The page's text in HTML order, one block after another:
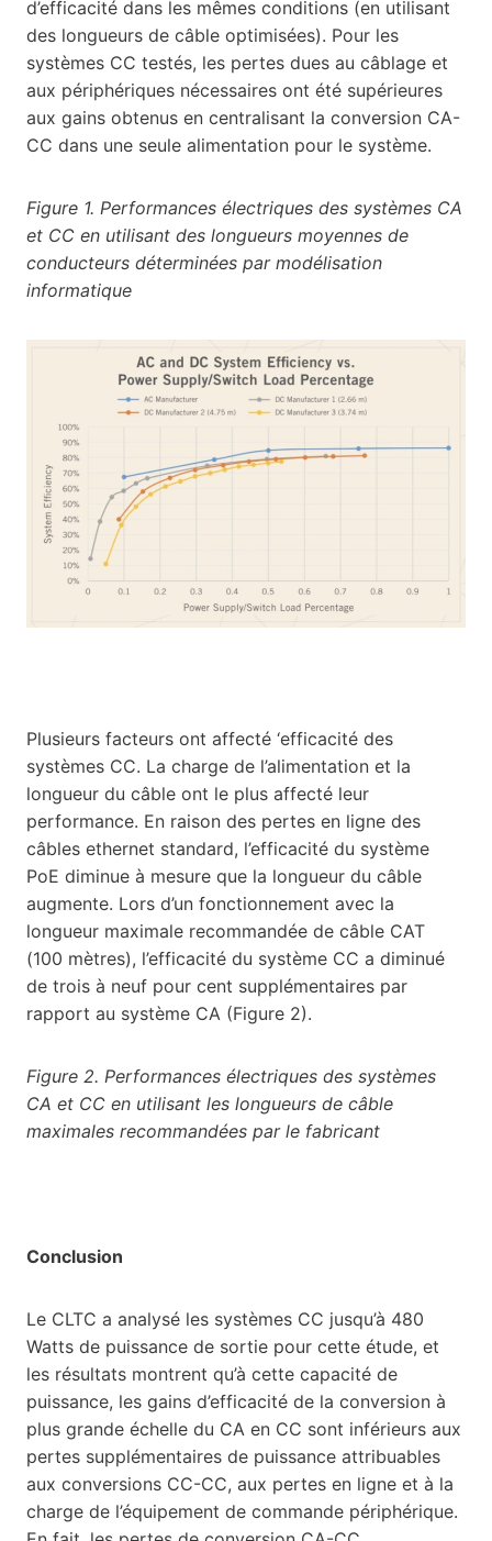
d’efficacité dans les mêmes conditions (en utilisant
des longueurs de câble optimisées). Pour les
systèmes CC testés, les pertes dues au câblage et
aux périphériques nécessaires ont été supérieures
aux gains obtenus en centralisant la conversion CA-
CC dans une seule alimentation pour le système.
Figure 1. Performances électriques des systèmes CA
et CC en utilisant des longueurs moyennes de
conducteurs déterminées par modélisation
informatique
Plusieurs facteurs ont affecté ‘efficacité des
systèmes CC. La charge de l’alimentation et la
longueur du câble ont le plus affecté leur
performance. En raison des pertes en ligne des
câbles ethernet standard, l’efficacité du système
PoE diminue à mesure que la longueur du câble
augmente. Lors d’un fonctionnement avec la
longueur maximale recommandée de câble CAT
(100 mètres), l’efficacité du système CC a diminué
de trois à neuf pour cent supplémentaires par
rapport au système CA (Figure 2).
Figure 2. Performances électriques des systèmes
CA et CC en utilisant les longueurs de câble
maximales recommandées par le fabricant
Conclusion
Le CLTC a analysé les systèmes CC jusqu’à 480
Watts de puissance de sortie pour cette étude, et
les résultats montrent qu’à cette capacité de
puissance, les gains d’efficacité de la conversion à
plus grande échelle du CA en CC sont inférieurs aux
pertes supplémentaires de puissance attribuables
aux conversions CC-CC, aux pertes en ligne et à la
charge de l’équipement de commande périphérique.